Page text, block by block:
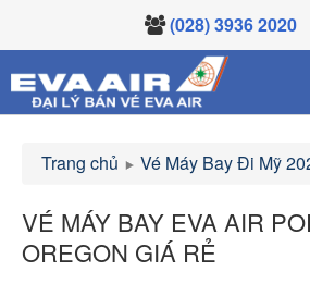
(028) 3936 2020
Trang chủ Vé Máy Bay Đi Mỹ
VÉ MÁY BAY EVA AIR
OREGON GIÁ RẺ